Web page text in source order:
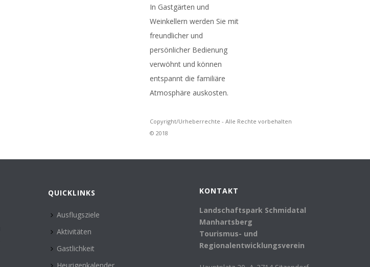
In Gastgärten und
Weinkellern werden Sie mit
freundlicher und
persönlicher Bedienung
verwöhnt und können
entspannt die familiäre
Atmosphäre auskosten.
Copyright/Urheberrechte - Alle Rechte vorbehalten
© 2018
QUICKLINKS
Ausflugsziele
Aktivitäten
Gastlichkeit
KONTAKT
Landschaftspark Schmidatal
Manhartsberg
Tourismus- und
Regionalentwicklungsverein